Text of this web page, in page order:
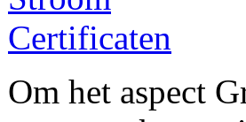
Om het aspect